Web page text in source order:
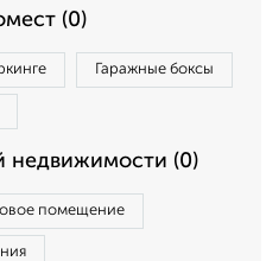
(0)
Гаражные боксы
недвижимости (0)
помещение